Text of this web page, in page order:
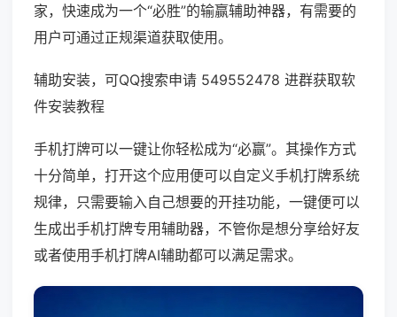
家，快速成为一个“必胜”的输赢辅助神器，有需要的
用户可通过正规渠道获取使用。
辅助安装，可QQ搜索申请 549552478 进群获取软
件安装教程
手机打牌可以一键让你轻松成为“必赢”。其操作方式
十分简单，打开这个应用便可以自定义手机打牌系统
规律，只需要输入自己想要的开挂功能，一键便可以
生成出手机打牌专用辅助器，不管你是想分享给好友
或者使用手机打牌AI辅助都可以满足需求。